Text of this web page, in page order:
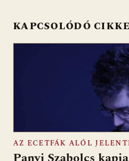
KAPCSOLÓDÓ
AZ ECETFÁK ALÓL